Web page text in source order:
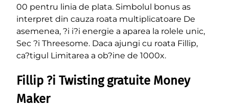
00 pentru linia de plata. Simbolul bonus as
interpret din cauza roata multiplicatoare De
asemenea, ?i i?i energie a aparea la rolele unic,
Sec ?i Threesome. Daca ajungi cu roata Fillip,
ca?tigul Limitarea a ob?ine de 1000x.
Fillip ?i Twisting gratuite Money
Maker